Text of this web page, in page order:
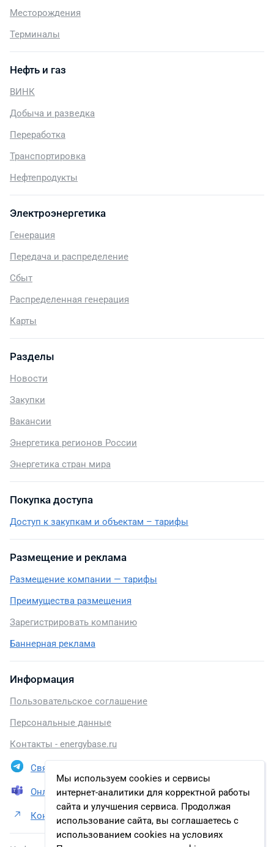
Мы используем cookies и сервисы
интернет-аналитики для корректной работы
сайта и улучшения сервиса. Продолжая
использование сайта, вы соглашаетесь с
использованием cookies на условиях
Месторождения
Терминалы
Нефть и газ
ВИНК
Добыча и разведка
Переработка
Транспортировка
Нефтепродукты
Электроэнергетика
Генерация
Передача и распределение
Сбыт
Распределенная генерация
Карты
Разделы
Новости
Закупки
Вакансии
Энергетика регионов России
Энергетика стран мира
Покупка доступа
Доступ к закупкам и объектам – тарифы
Размещение и реклама
Размещение компании — тарифы
Преимущества размещения
Зарегистрировать компанию
Баннерная реклама
Информация
Пользовательское соглашение
Персональные данные
Контакты - energybase.ru
Связаться в Telegram
Онлайн презентация
Контакты ООО НПП «ЭКРА»